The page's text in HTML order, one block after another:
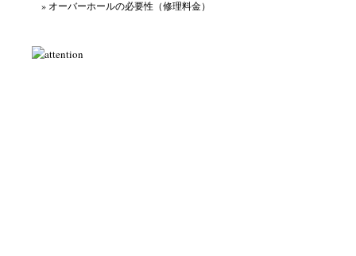
» オーバーホールの必要性（修理料金）